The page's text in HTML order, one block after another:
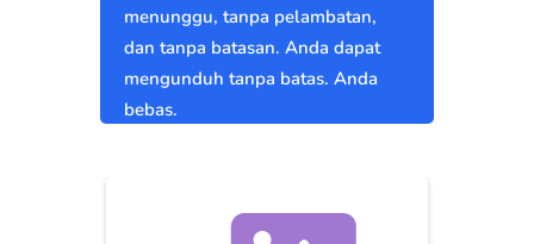
menunggu, tanpa pelambatan,
dan tanpa batasan. Anda dapat
mengunduh tanpa batas. Anda
bebas.